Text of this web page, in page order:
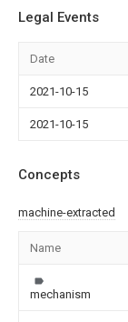
Legal Events
Date
2021-10-15
2021-10-15
Concepts
machine-extracted
Name
mechanism